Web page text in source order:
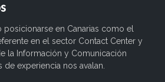
en Canarias como el
en el sector Contact Center y
la Información y Comunicación
de experiencia nos avalan.